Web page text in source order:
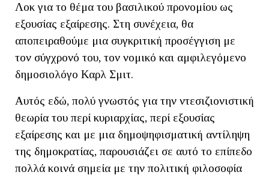
Λοκ για το θέμα του βασιλικού προνομίου ως
εξουσίας εξαίρεσης. Στη συνέχεια, θα
αποπειραθούμε μια συγκριτική προσέγγιση με
τον σύγχρονό του, τον νομικό και αμφιλεγόμενο
δημοσιολόγο Καρλ Σμιτ.
Αυτός εδώ, πολύ γνωστός για την ντεσιζιονιστική
θεωρία του περί κυριαρχίας, περί εξουσίας
εξαίρεσης και με μια δημοψηφισματική αντίληψη
της δημοκρατίας, παρουσιάζει σε αυτό το επίπεδο
πολλά κοινά σημεία με την πολιτική φιλοσοφία